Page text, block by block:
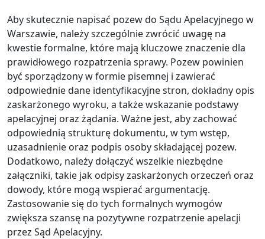
Aby skutecznie napisać pozew do Sądu Apelacyjnego w
Warszawie, należy szczególnie zwrócić uwagę na
kwestie formalne, które mają kluczowe znaczenie dla
prawidłowego rozpatrzenia sprawy. Pozew powinien
być sporządzony w formie pisemnej i zawierać
odpowiednie dane identyfikacyjne stron, dokładny opis
zaskarżonego wyroku, a także wskazanie podstawy
apelacyjnej oraz żądania. Ważne jest, aby zachować
odpowiednią strukturę dokumentu, w tym wstęp,
uzasadnienie oraz podpis osoby składającej pozew.
Dodatkowo, należy dołączyć wszelkie niezbędne
załączniki, takie jak odpisy zaskarżonych orzeczeń oraz
dowody, które mogą wspierać argumentację.
Zastosowanie się do tych formalnych wymogów
zwiększa szansę na pozytywne rozpatrzenie apelacji
przez Sąd Apelacyjny.